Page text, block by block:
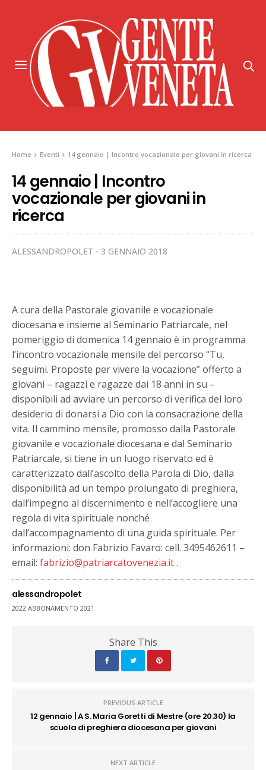
Home Eventi 14 gennaio | Incontro vocazionale per giovani in ricerca
14 gennaio | Incontro
vocazionale per giovani in
ricerca
ALESSANDROPOLET 3 GENNAIO 2018
A cura della Pastorale giovanile e vocazionale
diocesana e insieme al Seminario Patriarcale, nel
pomeriggio di domenica 14 gennaio è in programma
l’incontro vocazionale mensile del percorso “Tu,
seguimi. Proposte per vivere la vocazione” offerto a
giovani – ragazzi e ragazze dai 18 anni in su –
disponibili ad avviare un percorso di verifica del loro
desiderio di donarsi a Dio con la consacrazione della
vita. Il cammino mensile, promosso dalla Pastorale
giovanile e vocazionale diocesana e dal Seminario
Patriarcale, si tiene in un luogo riservato ed è
caratterizzato dall’ascolto della Parola di Dio, dalla
disponibilità ad un tempo prolungato di preghiera,
dall’impegno al discernimento e nell’accogliere una
regola di vita spirituale nonché
dall’accompagnamento di una guida spirituale. Per
informazioni: don Fabrizio Favaro: cell. 3495462611 –
email:fabrizio@patriarcatovenezia.it.
alessandropolet
2022 ABBONAMENTO 2021
Share This
PREVIOUS ARTICLE
12 gennaio | A S. Maria Goretti di Mestre (ore 20.30) la
scuola di preghiera diocesana per giovani
NEXT ARTICLE